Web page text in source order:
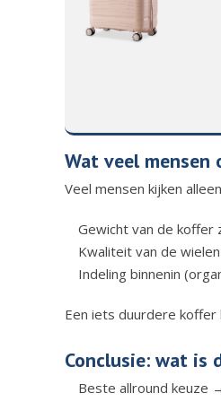
Wat veel
Veel mensen kijken
Gewicht van de koffer
Kwaliteit van de
Indeling binnenin
Een iets duurdere
Conclusie: wat is
Beste allround keuze